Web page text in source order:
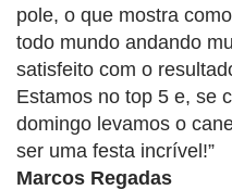
pole, o que mostra
todo mundo andando
satisfeito com o
Estamos no top 5 e, se
domingo levamos o
ser uma festa incrível!”
Marcos Regadas